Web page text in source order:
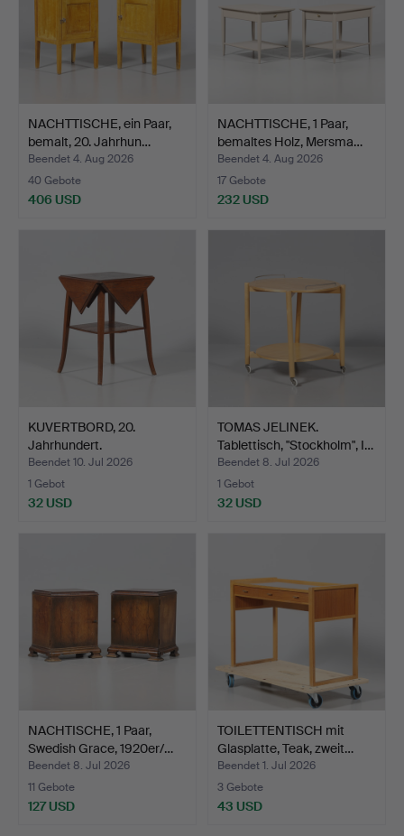
NACHTTISCHE, ein Paar,
bemalt, 20. Jahrhun…
Beendet 4. Aug 2026
40 Gebote
406 USD
NACHTTISCHE, 1 Paar,
bemaltes Holz, Mersma…
Beendet 4. Aug 2026
17 Gebote
232 USD
KUVERTBORD, 20.
Jahrhundert.
Beendet 10. Jul 2026
1 Gebot
32 USD
TOMAS JELINEK.
Tablettisch, "Stockholm", I…
Beendet 8. Jul 2026
1 Gebot
32 USD
NACHTISCHE, 1 Paar,
Swedish Grace, 1920er/…
Beendet 8. Jul 2026
11 Gebote
127 USD
TOILETTENTISCH mit
Glasplatte, Teak, zweit…
Beendet 1. Jul 2026
3 Gebote
43 USD